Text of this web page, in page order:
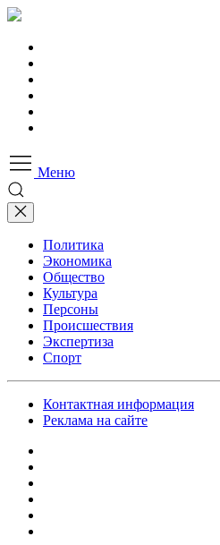
Меню
Политика
Экономика
Общество
Культура
Персоны
Происшествия
Экспертиза
Спорт
Контактная информация
Реклама на сайте